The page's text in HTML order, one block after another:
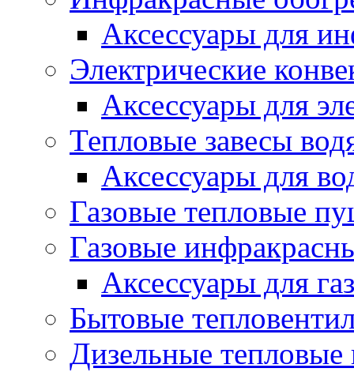
Аксессуары для
Электрические
Аксессуары для
Тепловые завесы
Аксессуары для
Газовые тепловые
Газовые
Аксессуары для
Бытовые
Дизельные